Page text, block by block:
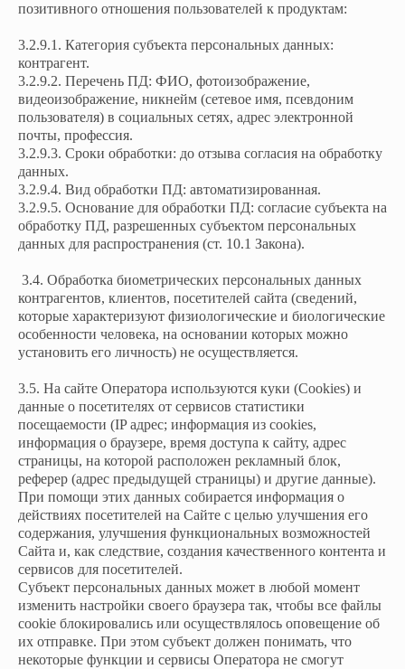
позитивного отношения пользователей к продуктам:
3.2.9.1. Категория субъекта персональных данных:
контрагент.
3.2.9.2. Перечень ПД: ФИО, фотоизображение,
видеоизображение, никнейм (сетевое имя, псевдоним
пользователя) в социальных сетях, адрес электронной
почты, профессия.
3.2.9.3. Сроки обработки: до отзыва согласия на обработку
данных.
3.2.9.4. Вид обработки ПД: автоматизированная.
3.2.9.5. Основание для обработки ПД: согласие субъекта на
обработку ПД, разрешенных субъектом персональных
данных для распространения (ст. 10.1 Закона).
3.4. Обработка биометрических персональных данных
контрагентов, клиентов, посетителей сайта (сведений,
которые характеризуют физиологические и биологические
особенности человека, на основании которых можно
установить его личность) не осуществляется.
3.5. На сайте Оператора используются куки (Cookies) и
данные о посетителях от сервисов статистики
посещаемости (IP адрес; информация из cookies,
информация о браузере, время доступа к сайту, адрес
страницы, на которой расположен рекламный блок,
реферер (адрес предыдущей страницы) и другие данные).
При помощи этих данных собирается информация о
действиях посетителей на Сайте с целью улучшения его
содержания, улучшения функциональных возможностей
Сайта и, как следствие, создания качественного контента и
сервисов для посетителей.
Субъект персональных данных может в любой момент
изменить настройки своего браузера так, чтобы все файлы
cookie блокировались или осуществлялось оповещение об
их отправке. При этом субъект должен понимать, что
некоторые функции и сервисы Оператора не смогут